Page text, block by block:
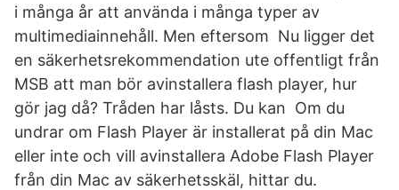
i många år att använda i många typer av
multimediainnehåll. Men eftersom Nu ligger det
en säkerhetsrekommendation ute offentligt från
MSB att man bör avinstallera flash player, hur
gör jag då? Tråden har låsts. Du kan Om du
undrar om Flash Player är installerat på din Mac
eller inte och vill avinstallera Adobe Flash Player
från din Mac av säkerhetsskäl, hittar du.